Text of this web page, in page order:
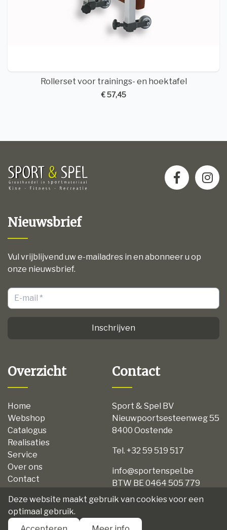
Rollerset voor trainings- en hoektafel
€ 57,45
Nieuwsbrief
Vul vrijblijvend uw e-mailadres in en abonneer u op
onze nieuwsbrief.
Inschrijven
Overzicht
Home
Webshop
Catalogus
Realisaties
Service
Over ons
Contact
Disclaimer
Algemene voorwaarden
Contact
Sport & Spel BV
Nieuwpoortsesteenweg 55
8400 Oostende
Tel. +32 59 519 517
info@sportenspel.be
BTW BE 0464 505 779
Deze website maakt gebruik van cookies voor een
optimaal gebruik.